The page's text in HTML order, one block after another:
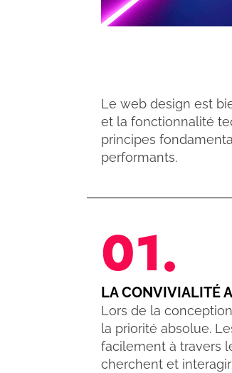
Le web design est
et la fonctionnalité
principes
performants.
01.
LA CONVIVIALITÉ
Lors de la
la priorité absolue.
facilement à travers
cherchent et